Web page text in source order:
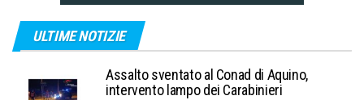
ULTIME NOTIZIE
Assalto sventato al Conad di Aquino,
intervento lampo dei Carabinieri